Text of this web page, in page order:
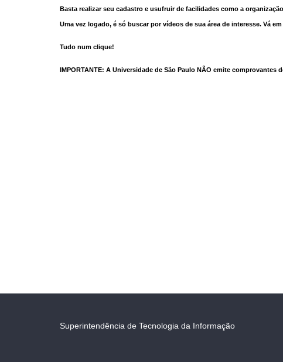
Basta realizar seu cadastro e usufruir de facilidades como a
Uma vez logado, é só buscar por vídeos de sua área de interesse. Vá
Tudo num clique!
IMPORTANTE: A Universidade de São Paulo NÃO emite
Superintendência de Tecnologia da Informação